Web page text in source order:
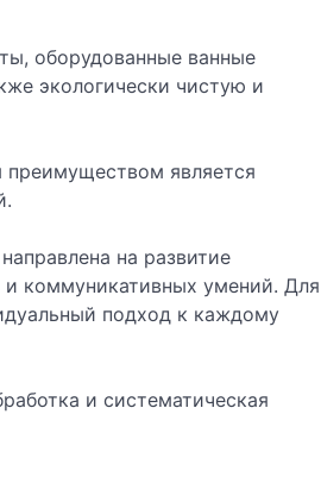
оборудованные ванные
экологически чистую и
является
на развитие
и коммуникативных умений. Для
подход к каждому
и систематическая